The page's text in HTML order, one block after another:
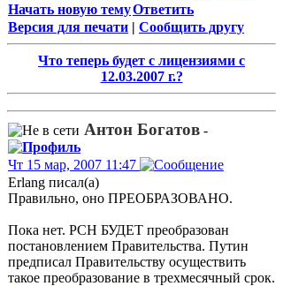
Начать новую темуОтветить
Версия для печати | Сообщить другу
Что теперь будет с лицензиями с
12.03.2007 г.?
Антон Богатов -
Чт 15 мар, 2007 11:47
Erlang писал(а)
Правильно, оно ПРЕОБРАЗОВАНО.
Пока нет. РСН БУДЕТ преобразован
постановлением Правительства. Путин
предписал Правительству осуществить
такое преобразование в трехмесячный срок.